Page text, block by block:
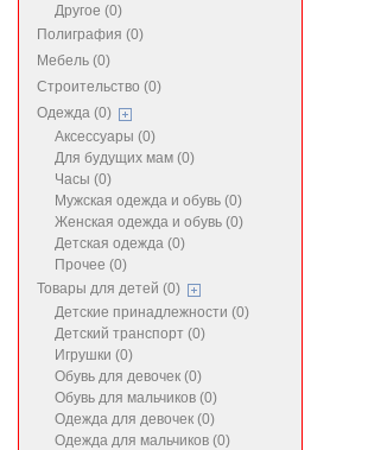
Другое (0)
Полиграфия (0)
Мебель (0)
Строительство (0)
Одежда (0)
Аксессуары (0)
Для будущих мам (0)
Часы (0)
Мужская одежда и обувь (0)
Женская одежда и обувь (0)
Детская одежда (0)
Прочее (0)
Товары для детей (0)
Детские принадлежности (0)
Детский транспорт (0)
Игрушки (0)
Обувь для девочек (0)
Обувь для мальчиков (0)
Одежда для девочек (0)
Одежда для мальчиков (0)